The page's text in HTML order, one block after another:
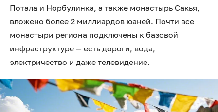
Потала и Норбулинка, а также монастырь Сакья,
вложено более 2 миллиардов юаней. Почти все
монастыри региона подключены к базовой
инфраструктуре — есть дороги, вода,
электричество и даже телевидение.